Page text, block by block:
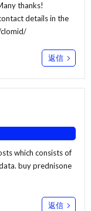
thanks!
details in the
返信
which consists of
buy prednisone
返信